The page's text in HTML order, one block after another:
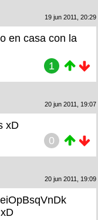
19 jun 2011, 20:29
en casa con la
1
20 jun 2011, 19:07
xD
0
20 jun 2011, 19:09